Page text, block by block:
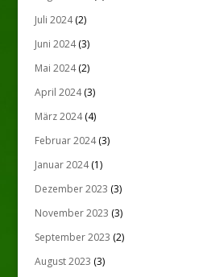
Juli 2024(2)
Juni 2024(3)
Mai 2024(2)
April 2024(3)
März 2024(4)
Februar 2024(3)
Januar 2024(1)
Dezember 2023 (3)
November 2023 (3)
September 2023 (2)
August 2023 (3)